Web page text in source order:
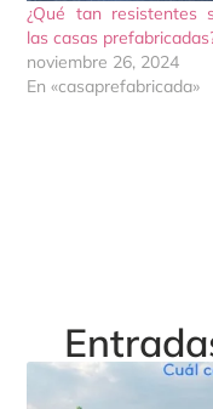
¿Qué tan resistentes
las casas
noviembre 26, 2024
En «casaprefabricada»